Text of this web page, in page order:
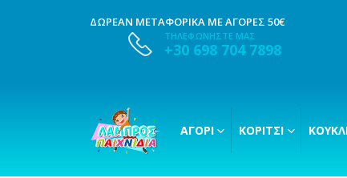
ΔΩΡΕΑΝ ΜΕΤΑΦΟΡΙΚΑ ΜΕ ΑΓΟΡΕΣ 50€
ΤΗΛΕΦΩΝΗΣΤΕ ΜΑΣ
+30 698 704 7898
ΑΓΌΡΙ ΚΟΡΊΤΣΙ